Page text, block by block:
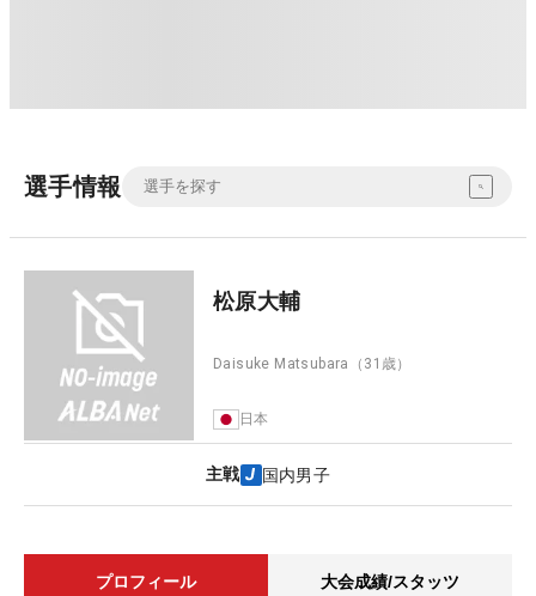
選手情報
松原大輔
Daisuke Matsubara （31歳）
日本
主戦 国内男子
プロフィール 大会成績/スタッツ